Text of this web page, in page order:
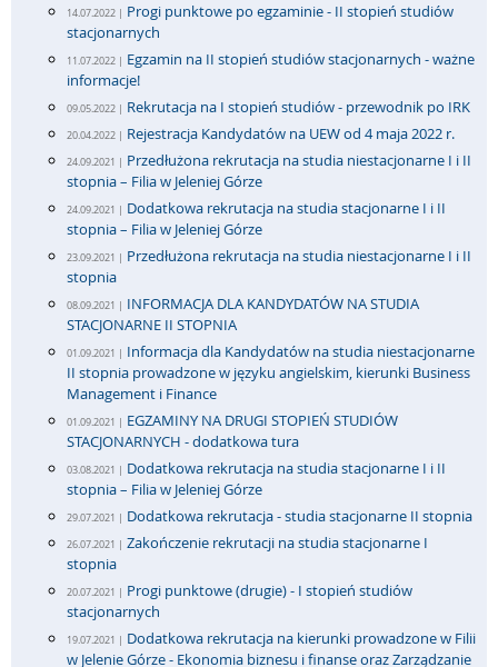
14.07.2022 | Progi punktowe po egzaminie - II stopień studiów
stacjonarnych
11.07.2022 | Egzamin na II stopień studiów stacjonarnych - ważne
informacje!
09.05.2022 | Rekrutacja na I stopień studiów - przewodnik po IRK
20.04.2022 | Rejestracja Kandydatów na UEW od 4 maja 2022 r.
24.09.2021 | Przedłużona rekrutacja na studia niestacjonarne I i II
stopnia – Filia w Jeleniej Górze
24.09.2021 | Dodatkowa rekrutacja na studia stacjonarne I i II
stopnia – Filia w Jeleniej Górze
23.09.2021 | Przedłużona rekrutacja na studia niestacjonarne I i II
stopnia
08.09.2021 | INFORMACJA DLA KANDYDATÓW NA STUDIA
STACJONARNE II STOPNIA
01.09.2021 | Informacja dla Kandydatów na studia niestacjonarne
II stopnia prowadzone w języku angielskim, kierunki Business
Management i Finance
01.09.2021 | EGZAMINY NA DRUGI STOPIEŃ STUDIÓW
STACJONARNYCH - dodatkowa tura
03.08.2021 | Dodatkowa rekrutacja na studia stacjonarne I i II
stopnia – Filia w Jeleniej Górze
29.07.2021 | Dodatkowa rekrutacja - studia stacjonarne II stopnia
26.07.2021 | Zakończenie rekrutacji na studia stacjonarne I
stopnia
20.07.2021 | Progi punktowe (drugie) - I stopień studiów
stacjonarnych
19.07.2021 | Dodatkowa rekrutacja na kierunki prowadzone w Filii
w Jelenie Górze - Ekonomia biznesu i finanse oraz Zarządzanie